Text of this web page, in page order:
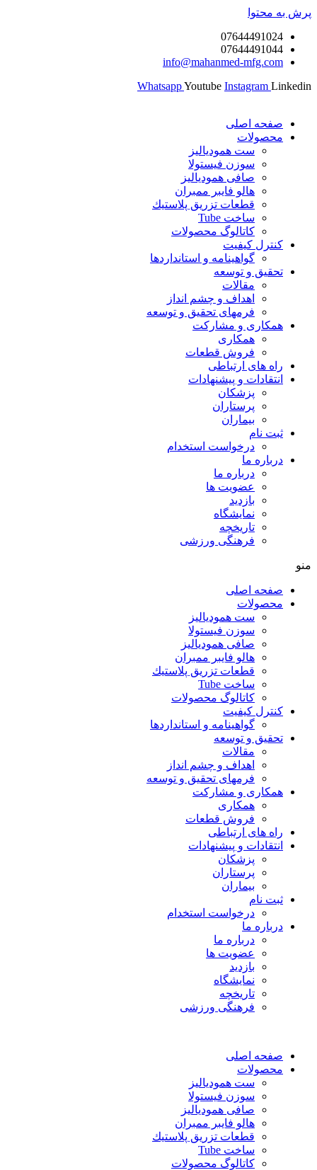
پرش به محتوا
07644491024
07644491044
info@mahanmed-mfg.com
WhatsappYoutube Instagram Linkedin
صفحه اصلی
محصولات
ست همودیالیز
سوزن فیستولا
صافی همودیالیز
هالو فایبر ممبران
قطعات تزريق پلاستيك
ساخت Tube
کاتالوگ محصولات
کنترل کیفیت
گواهينامه و استانداردها
تحقيق و توسعه
مقالات
اهداف و چشم انداز
فرمهای تحقیق و توسعه
همکاری و مشارکت
همکاری
فروش قطعات
راه های ارتباطی
انتقادات و پيشنهادات
پزشكان
پرستاران
بيماران
ثبت نام
درخواست استخدام
درباره ما
درباره ما
عضویت ها
بازدید
نمایشگاه
تاريخچه
فرهنگی ورزشی
منو
صفحه اصلی
محصولات
ست همودیالیز
سوزن فیستولا
صافی همودیالیز
هالو فایبر ممبران
قطعات تزريق پلاستيك
ساخت Tube
کاتالوگ محصولات
کنترل کیفیت
گواهينامه و استانداردها
تحقيق و توسعه
مقالات
اهداف و چشم انداز
فرمهای تحقیق و توسعه
همکاری و مشارکت
همکاری
فروش قطعات
راه های ارتباطی
انتقادات و پيشنهادات
پزشكان
پرستاران
بيماران
ثبت نام
درخواست استخدام
درباره ما
درباره ما
عضویت ها
بازدید
نمایشگاه
تاريخچه
فرهنگی ورزشی
صفحه اصلی
محصولات
ست همودیالیز
سوزن فیستولا
صافی همودیالیز
هالو فایبر ممبران
قطعات تزريق پلاستيك
ساخت Tube
کاتالوگ محصولات